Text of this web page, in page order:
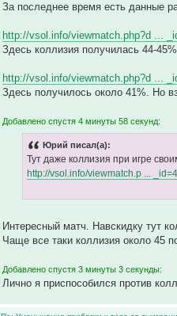
За последнее время есть данные
http://vsol.info/viewmatch.php?d ...
Здесь коллизия получилась 44-
http://vsol.info/viewmatch.php?d ...
Здесь получилось около 41%. Но
Добавлено спустя 4 минуты 58 секунд:
Юрий писал(а):
Тут даже коллизия при игре
http://vsol.info/viewmatch.p ...
Интересный матч. Навскидку тут
Чаще все таки коллизия около 45
Добавлено спустя 3 минуты 3 секунды:
Лично я приспособился против